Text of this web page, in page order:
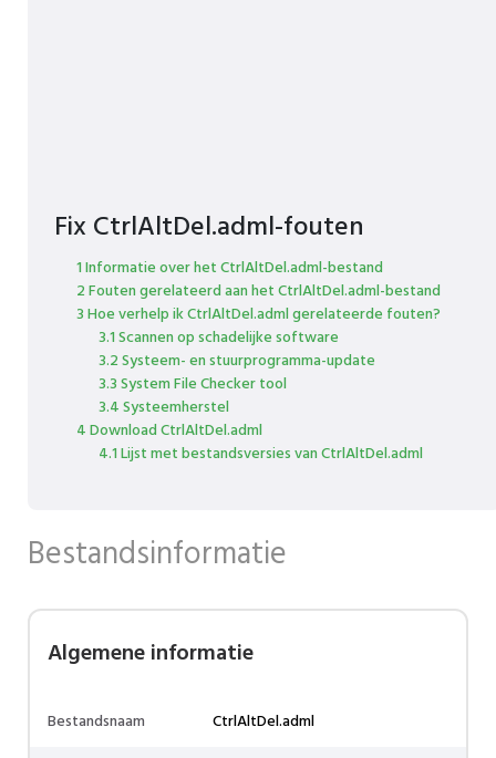
Fix CtrlAltDel.adml-fouten
1 Informatie over het CtrlAltDel.adml-bestand
2 Fouten gerelateerd aan het CtrlAltDel.adml-bestand
3 Hoe verhelp ik CtrlAltDel.adml gerelateerde fouten?
3.1 Scannen op schadelijke software
3.2 Systeem- en stuurprogramma-update
3.3 System File Checker tool
3.4 Systeemherstel
4 Download CtrlAltDel.adml
4.1 Lijst met bestandsversies van CtrlAltDel.adml
Bestandsinformatie
Algemene informatie
Bestandsnaam
CtrlAltDel.adml